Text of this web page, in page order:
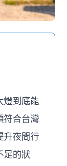
燈到底能
符合台灣
升夜間行
足的狀